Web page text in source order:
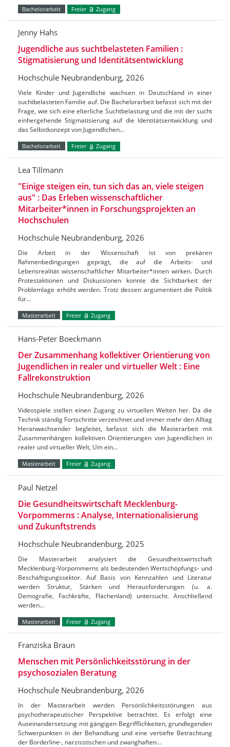
Bachelorarbeit Freier Zugang
Jenny Hahs
Jugendliche aus suchtbelasteten Familien :
Stigmatisierung und Identitätsentwicklung
Hochschule Neubrandenburg, 2026
Viele Kinder und Jugendliche wachsen in Deutschland in einer
suchtbelasteten Familie auf. Die Bachelorarbeit befasst sich mit der
Frage, wie sich eine elterliche Suchtbelastung und die mit der sucht
einhergehende Stigmatisierung auf die Identitätsentwicklung und
das Selbstkonzept von Jugendlichen…
Bachelorarbeit Freier Zugang
Lea Tillmann
"Einige steigen ein, tun sich das an, viele steigen
aus" : Das Erleben wissenschaftlicher
Mitarbeiter*innen in Forschungsprojekten an
Hochschulen
Hochschule Neubrandenburg, 2026
Die Arbeit in der Wissenschaft ist von prekären
Rahmenbedingungen geprägt, die auf die Arbeits- und
Lebensrealität wissenschaftlicher Mitarbeiter*innen wirken. Durch
Protestaktionen und Diskussionen konnte die Sichtbarkeit der
Problemlage erhöht werden. Trotz dessen argumentiert die Politik
für…
Masterarbeit Freier Zugang
Hans-Peter Boeckmann
Der Zusammenhang kollektiver Orientierung von
Jugendlichen in realer und virtueller Welt : Eine
Fallrekonstruktion
Hochschule Neubrandenburg, 2026
Videospiele stellen einen Zugang zu virtuellen Welten her. Da die
Technik ständig Fortschritte verzeichnet und immer mehr den Alltag
Heranwachsender begleitet, befasst sich die Masterarbeit mit
Zusammenhängen kollektiven Orientierungen von Jugendlichen in
realer und virtueller Welt, Um ein…
Masterarbeit Freier Zugang
Paul Netzel
Die Gesundheitswirtschaft Mecklenburg-
Vorpommerns : Analyse, Internationalisierung
und Zukunftstrends
Hochschule Neubrandenburg, 2025
Die Masterarbeit analysiert die Gesundheitswirtschaft
Mecklenburg-Vorpommerns als bedeutenden Wertschöpfungs- und
Beschäftigungssektor. Auf Basis von Kennzahlen und Literatur
werden Struktur, Stärken und Herausforderungen (u. a.
Demografie, Fachkräfte, Flächenland) untersucht. Anschließend
werden…
Masterarbeit Freier Zugang
Franziska Braun
Menschen mit Persönlichkeitsstörung in der
psychosozialen Beratung
Hochschule Neubrandenburg, 2026
In der Masterarbeit werden Persönlichkeitsstörungen aus
psychotherapeutischer Perspektive betrachtet. Es erfolgt eine
Auseinandersetzung mit gängigen Begrifflichkeiten, grundlegenden
Schwerpunkten in der Behandlung und eine vertiefte Betrachtung
der Borderline-, narzisstischen und zwanghaften…